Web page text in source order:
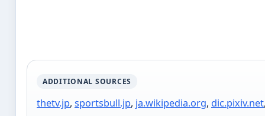
ADDITIONAL SOURCES
thetv.jp, sportsbull.jp, ja.wikipedia.org, dic.pixiv.net